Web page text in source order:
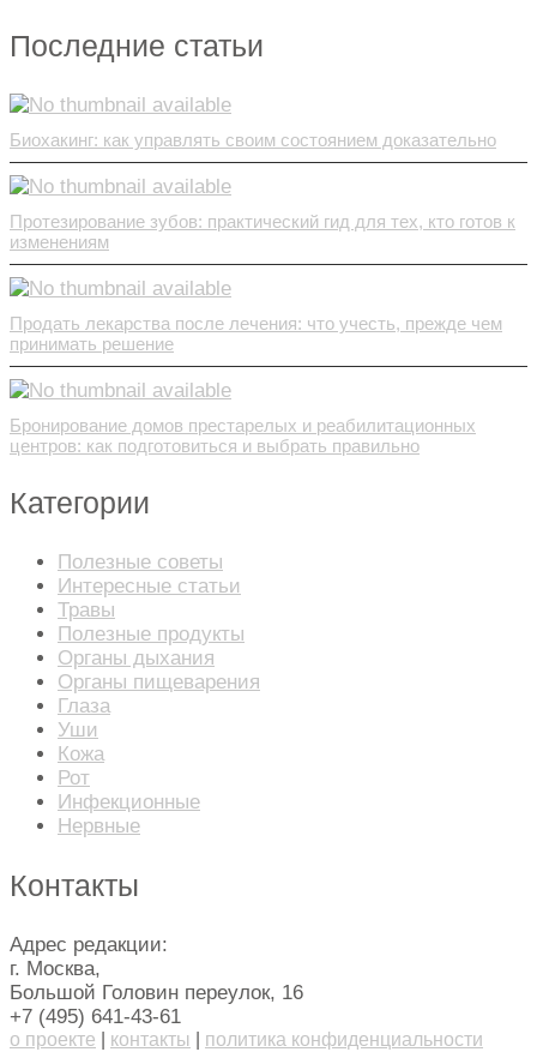
Последние статьи
Биохакинг: как управлять своим состоянием доказательно
Протезирование зубов: практический гид для тех, кто готов к
изменениям
Продать лекарства после лечения: что учесть, прежде чем
принимать решение
Бронирование домов престарелых и реабилитационных
центров: как подготовиться и выбрать правильно
Категории
Полезные советы
Интересные статьи
Травы
Полезные продукты
Органы дыхания
Органы пищеварения
Глаза
Уши
Кожа
Рот
Инфекционные
Нервные
Контакты
Адрес редакции:
г. Москва,
Большой Головин переулок, 16
+7 (495) 641-43-61
о проекте контакты
политика конфиденциальности